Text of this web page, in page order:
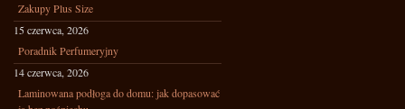
Zakupy Plus Size
15 czerwca, 2026
Poradnik Perfumeryjny
14 czerwca, 2026
Laminowana podłoga do domu: jak dopasować